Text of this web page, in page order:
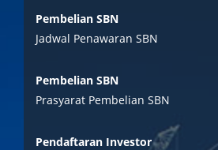
Pembelian SBN
Jadwal Penawaran SBN
Pembelian SBN
Prasyarat Pembelian SBN
Pendaftaran Investor